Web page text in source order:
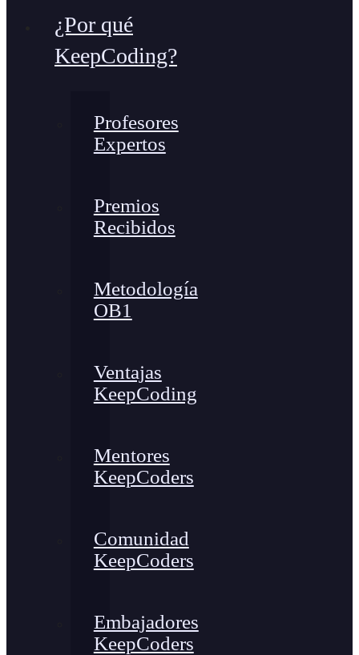
¿Por qué
KeepCoding?
Profesores
Expertos
Premios
Recibidos
Metodología
OB1
Ventajas
KeepCoding
Mentores
KeepCoders
Comunidad
KeepCoders
Embajadores
KeepCoders